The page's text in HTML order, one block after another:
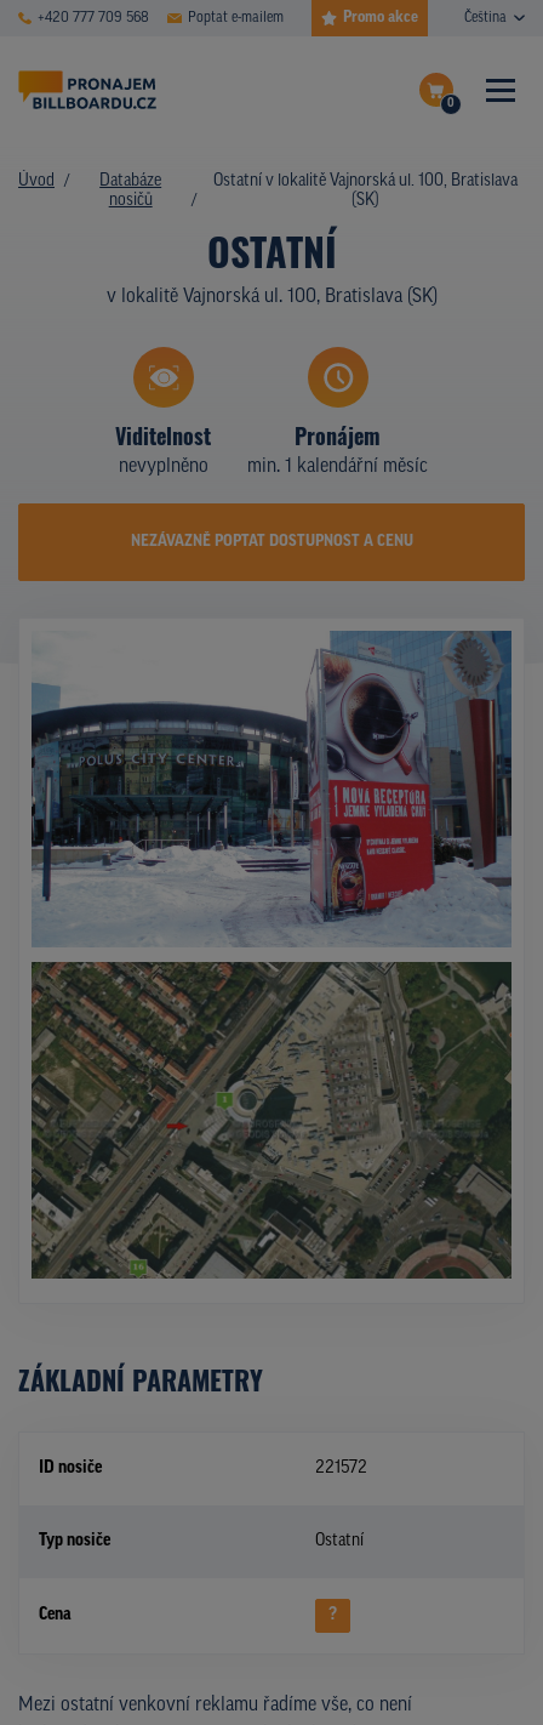
+420 777 709 568 Poptat e-mailem Promo akce Čeština
0
Dokončit poptávku
Zobrazit nosiče na mapě
ČASTÉ DOTAZY
DATABÁZE NOSIČŮ
PLOCHY V AKCI
TYPY NOSIČŮ
Z PRAXE
Úvod
Databáze
nosičů
Ostatní v lokalitě Vajnorská ul. 100, Bratislava
(SK)
OSTATNÍ
v lokalitě Vajnorská ul. 100, Bratislava (SK)
Viditelnost
nevyplněno
Pronájem
min. 1 kalendářní měsíc
NEZÁVAZNĚ POPTAT DOSTUPNOST A CENU
ZÁKLADNÍ PARAMETRY
ID nosiče 221572
Typ nosiče Ostatní
Cena ?
Mezi ostatní venkovní reklamu řadíme vše, co není